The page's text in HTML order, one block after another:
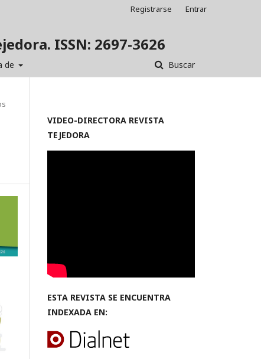
ISSN: 2697-3626
de Buscar
Registrarse Entrar
VIDEO-DIRECTORA REVISTA
TEJEDORA
ESTA REVISTA SE ENCUENTRA
INDEXADA EN: